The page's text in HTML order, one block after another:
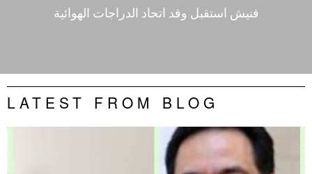
فنيش استقبل وفد اتحاد الدراجات الهوائية
LATEST FROM BLOG